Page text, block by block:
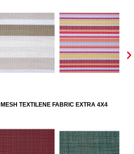
TEXTILENE FABRIC EXTRA 4X4